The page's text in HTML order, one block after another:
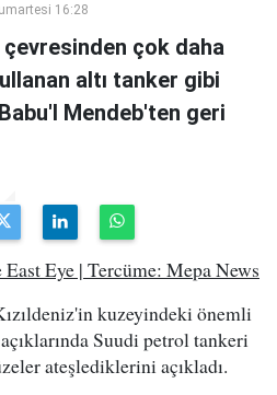
16:28
çok daha
altı tanker gibi
Mendeb'ten geri
Eye | Tercüme: Mepa News
kuzeyindeki önemli
Suudi petrol tankeri
ateşlediklerini açıkladı.